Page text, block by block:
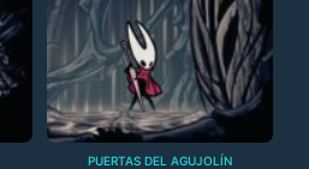
PUERTAS DEL AGUJOLÍN